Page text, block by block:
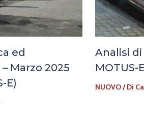
ed
Marzo 2025
E)
Analisi
MOTUS-
NUOVO/ Di